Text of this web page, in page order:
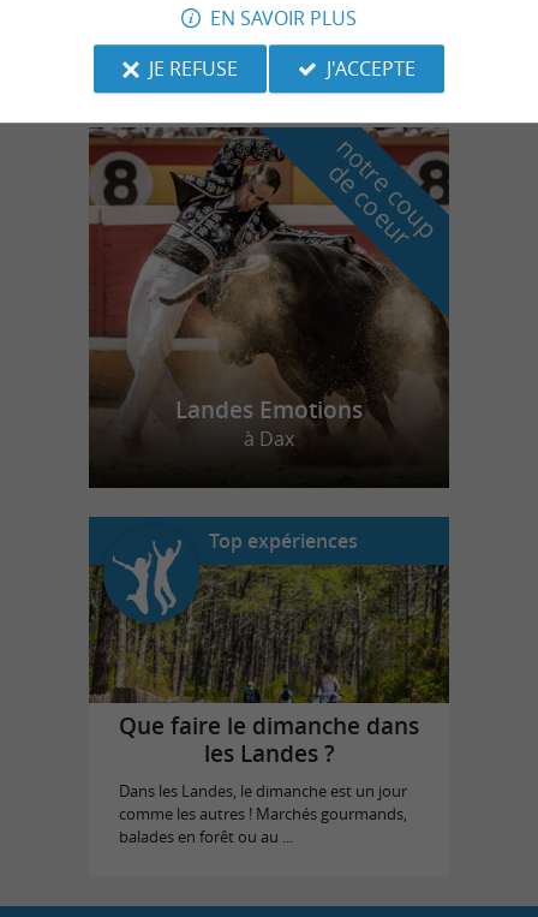
Boam
Mode / Accessoires
n
o
t
r
e
c
o
u
p
d
e
c
o
e
u
r
Landes Emotions
à Dax
Top expériences
Que faire le dimanche dans
les Landes ?
Dans les Landes, le dimanche est un jour
comme les autres ! Marchés gourmands,
balades en forêt ou au ...
EN SAVOIR PLUS
JE REFUSE
J'ACCEPTE